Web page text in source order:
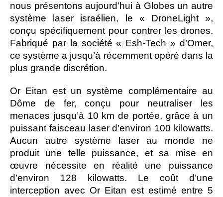
nous présentons aujourd’hui à Globes un autre
système laser israélien, le « DroneLight »,
conçu spécifiquement pour contrer les drones.
Fabriqué par la société « Esh-Tech » d’Omer,
ce système a jusqu’à récemment opéré dans la
plus grande discrétion.
Or Eitan est un système complémentaire au
Dôme de fer, conçu pour neutraliser les
menaces jusqu’à 10 km de portée, grâce à un
puissant faisceau laser d’environ 100 kilowatts.
Aucun autre système laser au monde ne
produit une telle puissance, et sa mise en
œuvre nécessite en réalité une puissance
d’environ 128 kilowatts. Le coût d’une
interception avec Or Eitan est estimé entre 5